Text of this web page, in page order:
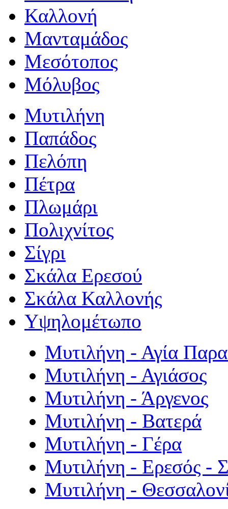
Καλλονή
Μανταμάδος
Μεσότοπος
Μόλυβος
Μυτιλήνη
Παπάδος
Πελόπη
Πέτρα
Πλωμάρι
Πολιχνίτος
Σίγρι
Σκάλα Ερεσού
Σκάλα Καλλονής
Υψηλομέτωπο
Μυτιλήνη - Αγία
Μυτιλήνη - Αγιάσος
Μυτιλήνη - Άργενος
Μυτιλήνη - Βατερά
Μυτιλήνη - Γέρα
Μυτιλήνη - Ερεσός -
Μυτιλήνη -